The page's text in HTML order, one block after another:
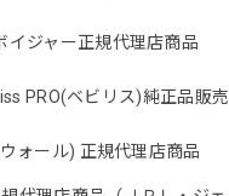
イジャー正規代理店商品
PRO(ベビリス)純正品販売
ォール) 正規代理店商品